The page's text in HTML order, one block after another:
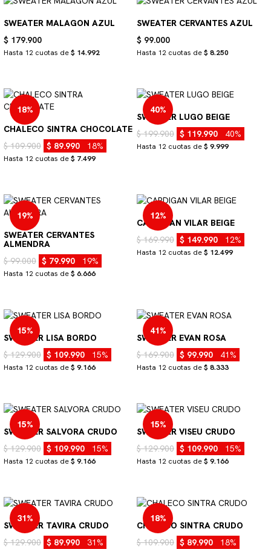
SWEATER MALAGON AZUL
$ 179.900
Hasta 12 cuotas de$ 14.992
SWEATER CERVANTES AZUL
$ 99.000
Hasta 12 cuotas de$ 8.250
18%
CHALECO SINTRA CHOCOLATE
$ 109.900 $ 89.990 18%
Hasta 12 cuotas de$ 7.499
40%
SWEATER LUGO BEIGE
$ 199.900 $ 119.990 40%
Hasta 12 cuotas de$ 9.999
19%
SWEATER CERVANTES
ALMENDRA
$ 99.000 $ 79.990 19%
Hasta 12 cuotas de$ 6.666
12%
CARDIGAN VILAR BEIGE
$ 169.990 $ 149.990 12%
Hasta 12 cuotas de$ 12.499
15%
SWEATER LISA BORDO
$ 129.900 $ 109.990 15%
Hasta 12 cuotas de$ 9.166
41%
SWEATER EVAN ROSA
$ 169.900 $ 99.990 41%
Hasta 12 cuotas de$ 8.333
15%
SWEATER SALVORA CRUDO
$ 129.900 $ 109.990 15%
Hasta 12 cuotas de$ 9.166
15%
SWEATER VISEU CRUDO
$ 129.900 $ 109.990 15%
Hasta 12 cuotas de$ 9.166
31%
SWEATER TAVIRA CRUDO
$ 129.900 $ 89.990 31%
18%
CHALECO SINTRA CRUDO
$ 109.900 $ 89.990 18%